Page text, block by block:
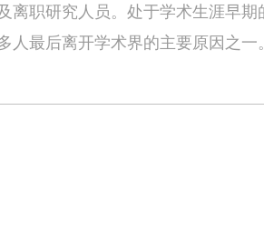
离职研究人员。处于学术生涯早
人最后离开学术界的主要原因之一。